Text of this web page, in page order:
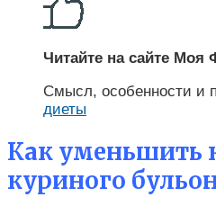
Читайте на сайте Моя
Смысл, особенности и
диеты
Как уменьшить
куриного